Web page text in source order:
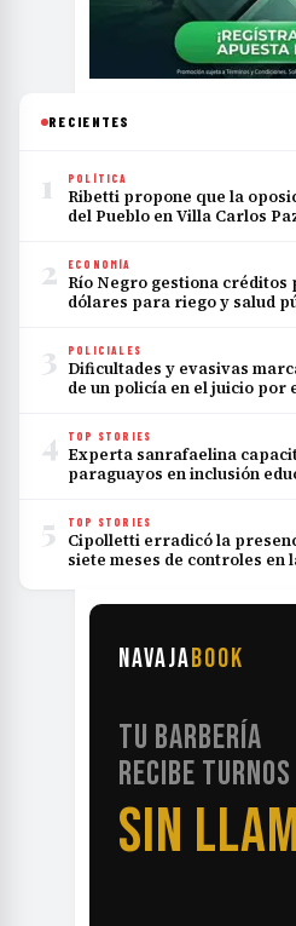
RECIENTES
1 POLÍTICA
Ribetti propone que la
del Pueblo en Villa Carlos
2 ECONOMÍA
Río Negro gestiona créditos
dólares para riego y salud
3 POLICIALES
Dificultades y evasivas
de un policía en el juicio por
4 TOP STORIES
Experta sanrafaelina
paraguayos en inclusión
5 TOP STORIES
Cipolletti erradicó la
siete meses de controles en
NAVAJABOOK
TU BARBERÍA
RECIBE TURNOS
SIN